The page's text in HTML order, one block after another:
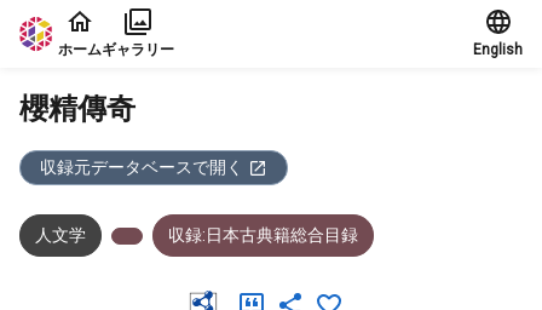
本文に飛ぶ
ホームギャラリー English
櫻精傳奇
収録元データベースで開く
人文学 収録:日本古典籍総合目録